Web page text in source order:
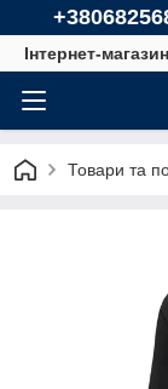
Інтернет-
Товари та